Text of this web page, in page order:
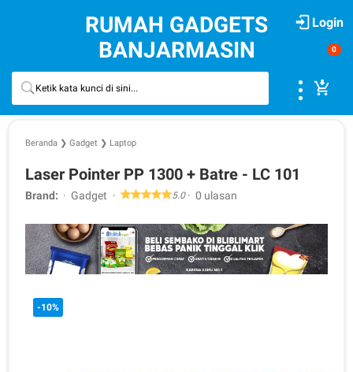
RUMAH GADGETS
BANJARMASIN
Login
0
Beranda ❯ Gadget ❯ Laptop
Laser Pointer PP 1300 + Batre - LC 101
Brand: Gadget 5.0 0 ulasan
-10%